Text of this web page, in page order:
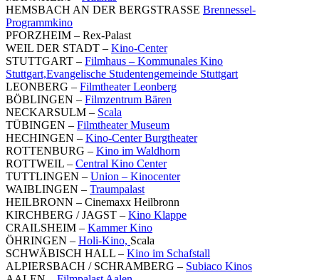
HEMSBACH AN DER BERGSTRASSE Brennessel-
Programmkino
PFORZHEIM – Rex-Palast
WEIL DER STADT – Kino-Center
STUTTGART – Filmhaus – Kommunales Kino
Stuttgart,Evangelische Studentengemeinde Stuttgart
LEONBERG – Filmtheater Leonberg
BÖBLINGEN – Filmzentrum Bären
NECKARSULM – Scala
TÜBINGEN – Filmtheater Museum
HECHINGEN – Kino-Center Burgtheater
ROTTENBURG – Kino im Waldhorn
ROTTWEIL – Central Kino Center
TUTTLINGEN – Union – Kinocenter
WAIBLINGEN – Traumpalast
HEILBRONN – Cinemaxx Heilbronn
KIRCHBERG / JAGST – Kino Klappe
CRAILSHEIM – Kammer Kino
ÖHRINGEN – Holi-Kino, Scala
SCHWÄBISCH HALL – Kino im Schafstall
ALPIERSBACH / SCHRAMBERG – Subiaco Kinos